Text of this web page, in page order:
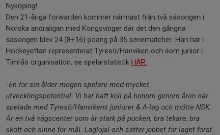
Nyköping!
Den 21-åriga forwarden kommer närmast från två säsongen i
Norska andraligan med Kongsvinger där det den gångna
säsongen blev 24 (8+16) poäng på 35 seriematcher. Han har i
Hockeyettan representerat Tyresö/Hanviken och som junior i
Timrås organisation, se spelarstatistik HÄR.
-En för sin ålder mogen spelare med mycket
utvecklingspotential. Vi har haft koll på honom genom åren när
spelade med Tyresö/Hanvikens juniorer & A-lag och mötte NSK.
Är en två vägscenter som är stark på pucken, bra tekare, bra
skott och sinne för mål. Laglojal och sätter jobbet för laget först.